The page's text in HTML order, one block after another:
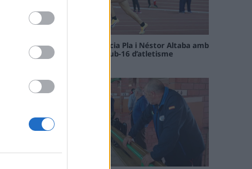
Paula Sintorres, Patrícia Pla i Néstor Altaba amb
la selecció catalana sub-16 d’atletisme